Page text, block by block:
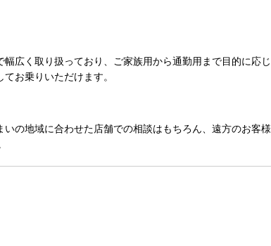
広く取り扱っており、
ご家族用から通勤用まで目的に応じ
お乗りいただけます。
いの地域に合わせた店舗での相談はもちろん、遠方のお客様